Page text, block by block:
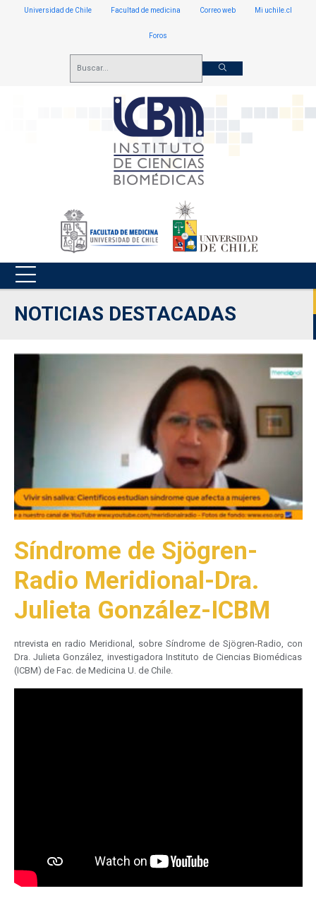
Universidad de Chile Facultad de medicina Correo web Mi uchile.cl
Foros
NOTICIAS DESTACADAS
Síndrome de Sjögren-
Radio Meridional-Dra.
Julieta González-ICBM
ntrevista en radio Meridional, sobre Síndrome de Sjögren-Radio, con
Dra. Julieta González, investigadora Instituto de Ciencias Biomédicas
(ICBM) de Fac. de Medicina U. de Chile.